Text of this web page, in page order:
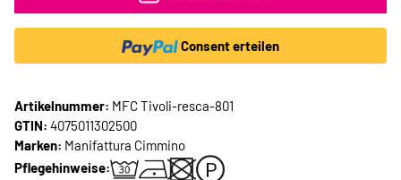
Consent erteilen
Artikelnummer: MFC Tivoli-resca-801
GTIN: 4075011302500
Marken: Manifattura Cimmino
Pflegehinweise: